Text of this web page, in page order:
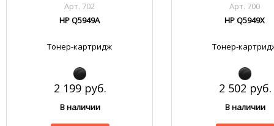
Арт. 702
HP Q5949A
Тонер-картридж
2 199 руб.
В наличии
Арт. 700
HP Q5949X
Тонер-
2 502 руб.
В наличии